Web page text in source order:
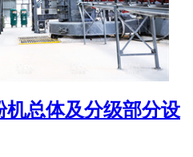
机总体及分级部分设